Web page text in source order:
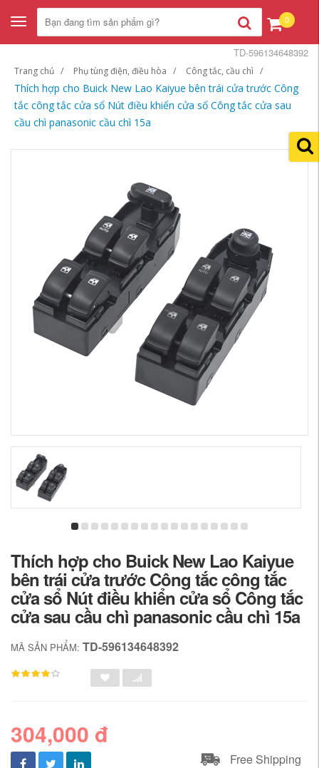
Toggle
navigation
0
Trang chủ Phụ tùng điện, điều hòa Công tắc, cầu chì
Thích hợp cho Buick New Lao Kaiyue bên trái cửa trước Công
tắc công tắc cửa sổ Nút điều khiển cửa sổ Công tắc cửa sau
cầu chì panasonic cầu chì 15a
TD-596134648392
Thích hợp cho Buick New Lao Kaiyue
bên trái cửa trước Công tắc công tắc
cửa sổ Nút điều khiển cửa sổ Công tắc
cửa sau cầu chì panasonic cầu chì 15a
MÃ SẢN PHẨM: TD-596134648392
304,000 đ
Free Shipping